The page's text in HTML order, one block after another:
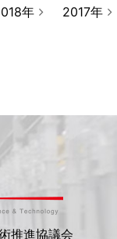
年 2017年
推進協議会